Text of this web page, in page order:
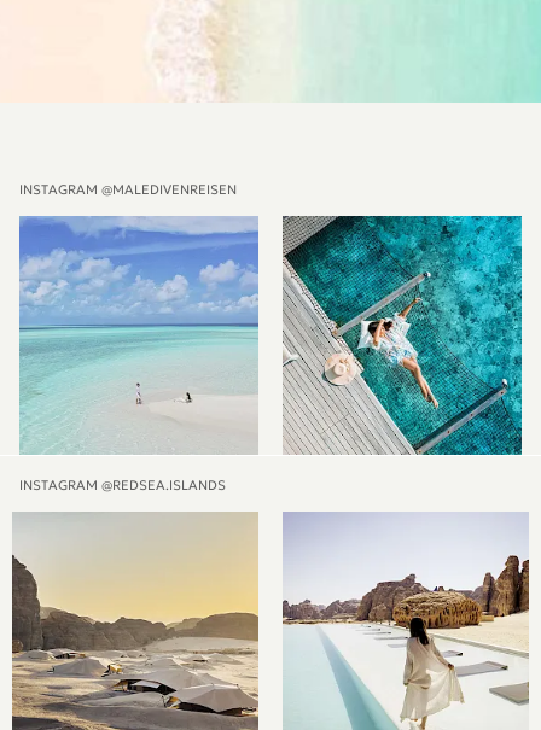
INSTAGRAM @MALEDIVENREISEN
INSTAGRAM @REDSEA.ISLANDS